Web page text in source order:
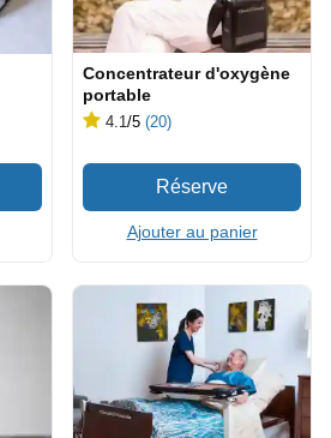
Concentrateur d'oxygène
portable
4.1/5 (20)
Ajouter au panier